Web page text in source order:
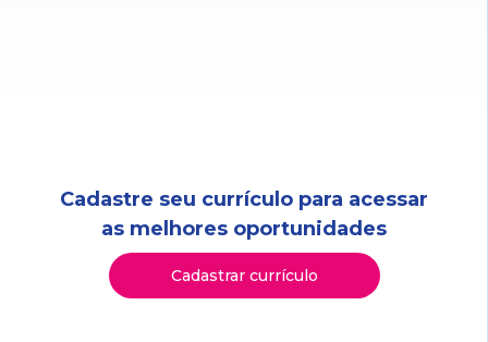
Cadastre seu currículo para acessar
as melhores oportunidades
Cadastrar currículo